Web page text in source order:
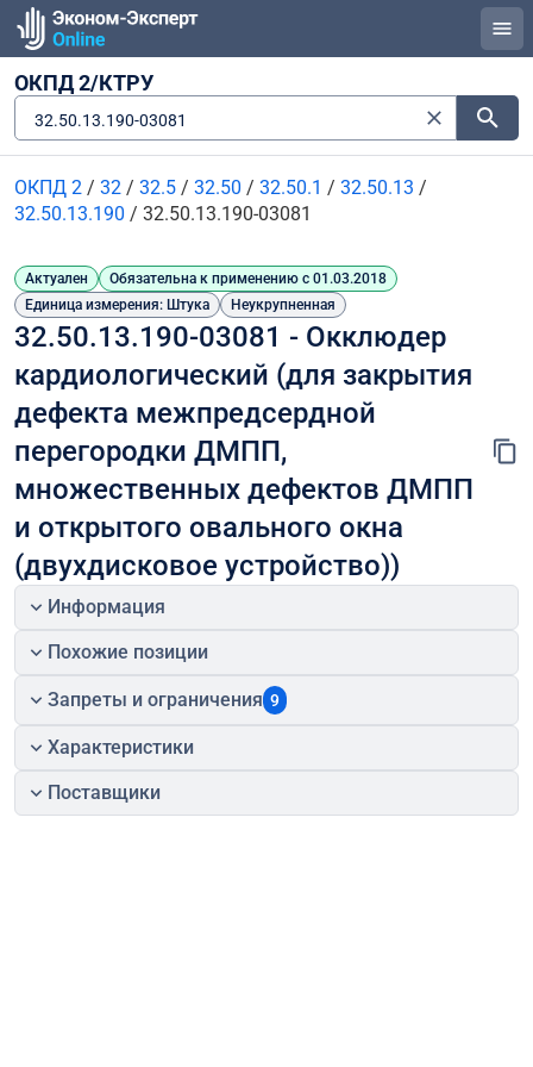
ОКПД 2/КТРУ
32.50.13.190-03081
ОКПД 2 / 32 / 32.5 / 32.50 / 32.50.1 / 32.50.13 /
32.50.13.190 / 32.50.13.190-03081
Актуален
Обязательна к применению с 01.03.2018
Единица измерения: Штука
Неукрупненная
32.50.13.190-03081 - Окклюдер
кардиологический (для закрытия
дефекта межпредсердной
перегородки ДМПП,
множественных дефектов ДМПП
и открытого овального окна
(двухдисковое устройство))
Информация
Похожие позиции
Запреты и ограничения 9
Характеристики
Поставщики